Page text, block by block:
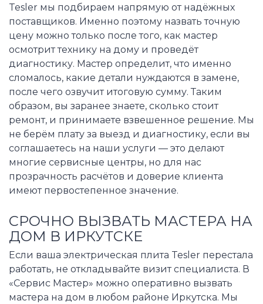
Tesler мы подбираем напрямую от надёжных
поставщиков. Именно поэтому назвать точную
цену можно только после того, как мастер
осмотрит технику на дому и проведёт
диагностику. Мастер определит, что именно
сломалось, какие детали нуждаются в замене,
после чего озвучит итоговую сумму. Таким
образом, вы заранее знаете, сколько стоит
ремонт, и принимаете взвешенное решение. Мы
не берём плату за выезд и диагностику, если вы
соглашаетесь на наши услуги — это делают
многие сервисные центры, но для нас
прозрачность расчётов и доверие клиента
имеют первостепенное значение.
СРОЧНО ВЫЗВАТЬ МАСТЕРА НА
ДОМ В ИРКУТСКЕ
Если ваша электрическая плита Tesler перестала
работать, не откладывайте визит специалиста. В
«Сервис Мастер» можно оперативно вызвать
мастера на дом в любом районе Иркутска. Мы